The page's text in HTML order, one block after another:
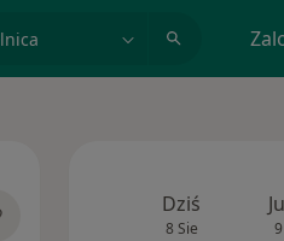
Dziś
8 Sie